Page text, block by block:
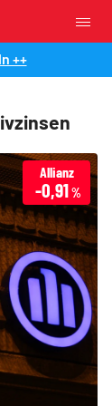
++
Allianz
-0,91%